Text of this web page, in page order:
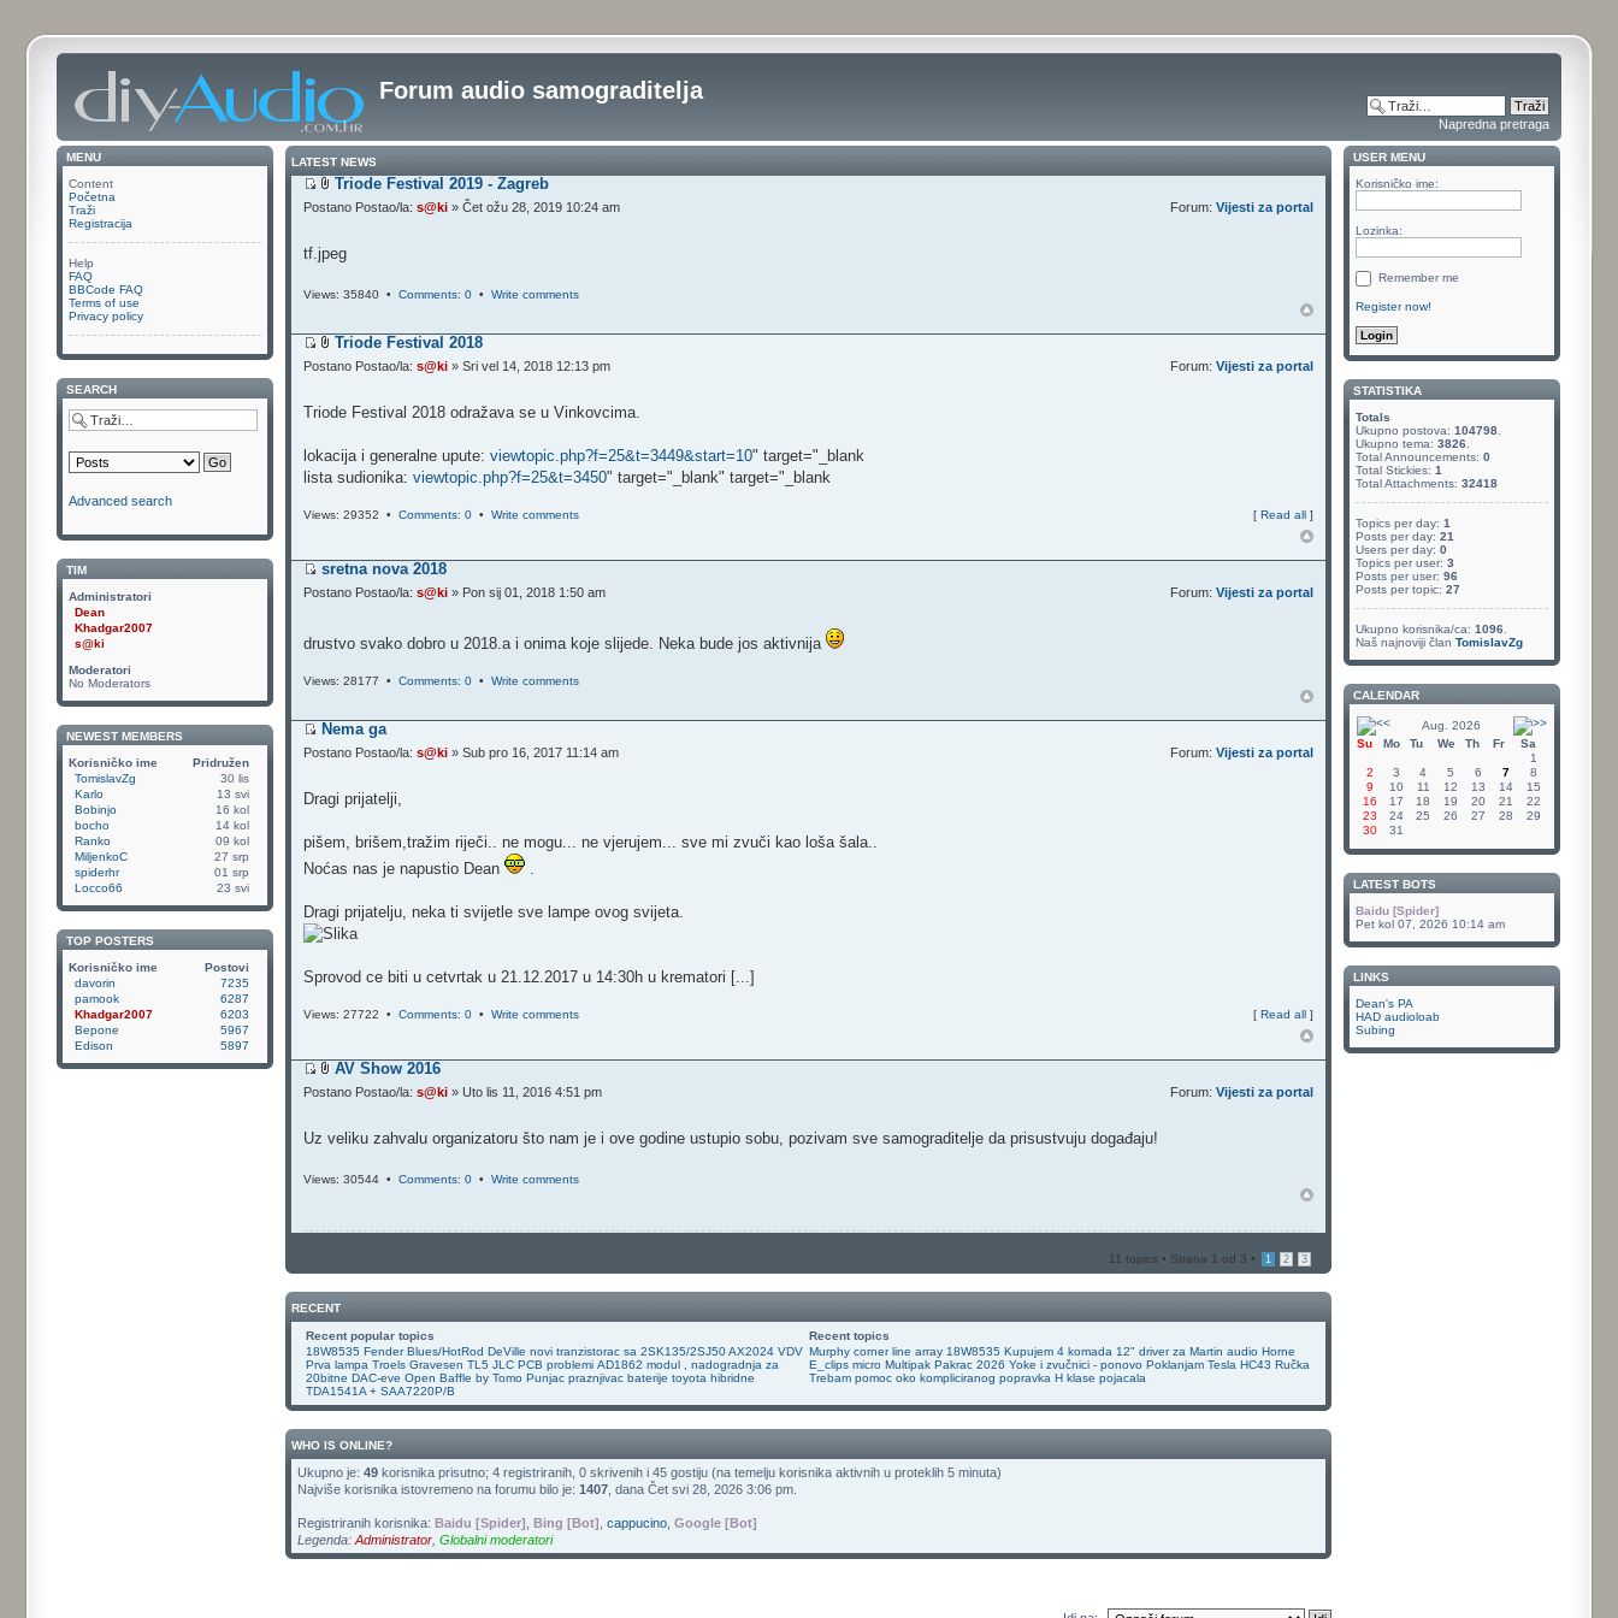
Forum audio samograditelja
Napredna pretraga
MENU
Content
Početna
Traži
Registracija
Help
FAQ
BBCode FAQ
Terms of use
Privacy policy
SEARCH
Advanced search
TIM
Administratori
Dean
Khadgar2007
s@ki
Moderatori
No Moderators
NEWEST MEMBERS
Korisničko ime
Pridružen
TomislavZg
30 lis
Karlo
13 svi
Bobinjo
16 kol
bocho
14 kol
Ranko
09 kol
MiljenkoC
27 srp
spiderhr
01 srp
Locco66
23 svi
TOP POSTERS
Korisničko ime
Postovi
davorin
7235
pamook
6287
Khadgar2007
6203
Bepone
5967
Edison
5897
LATEST NEWS
Triode Festival 2019 - Zagreb
Postano Postao/la:s@ki » Čet ožu 28, 2019 10:24 am Forum:Vijesti za portal
tf.jpeg
Views: 35840 •Comments: 0 •Write comments
Triode Festival 2018
Postano Postao/la:s@ki » Sri vel 14, 2018 12:13 pm Forum:Vijesti za portal
Triode Festival 2018 odražava se u Vinkovcima.
lokacija i generalne upute:viewtopic.php?f=25&t=3449&start=10" target="_blank
lista sudionika:viewtopic.php?f=25&t=3450" target="_blank" target="_blank
Views: 29352 •Comments: 0 •Write comments [Read all ]
sretna nova 2018
Postano Postao/la:s@ki » Pon sij 01, 2018 1:50 am Forum:Vijesti za portal
drustvo svako dobro u 2018.a i onima koje slijede. Neka bude jos aktivnija
Views: 28177 •Comments: 0 •Write comments
Nema ga
Postano Postao/la:s@ki » Sub pro 16, 2017 11:14 am Forum:Vijesti za portal
Dragi prijatelji,
pišem, brišem,tražim riječi.. ne mogu... ne vjerujem... sve mi zvuči kao loša šala..
Noćas nas je napustio Dean
.
Dragi prijatelju, neka ti svijetle sve lampe ovog svijeta.
Sprovod ce biti u cetvrtak u 21.12.2017 u 14:30h u krematori [...]
Views: 27722 •Comments: 0 •Write comments [Read all ]
AV Show 2016
Postano Postao/la:s@ki » Uto lis 11, 2016 4:51 pm Forum:Vijesti za portal
Uz veliku zahvalu organizatoru što nam je i ove godine ustupio sobu, pozivam sve samograditelje da prisustvuju događaju!
Views: 30544 •Comments: 0 •Write comments
11 topics • Strana 1 od 3 • 1 2 3
RECENT
Recent popular topics
Recent topics
18W8535 Fender Blues/HotRod DeVille novi tranzistorac sa 2SK135/2SJ50 AX2024 VDV
Prva lampa Troels Gravesen TL5 JLC PCB problemi AD1862 modul , nadogradnja za
20bitne DAC-eve Open Baffle by Tomo Punjac praznjivac baterije toyota hibridne
TDA1541A + SAA7220P/B
Murphy corner line array 18W8535 Kupujem 4 komada 12" driver za Martin audio Horne
E_clips micro Multipak Pakrac 2026 Yoke i zvučnici - ponovo Poklanjam Tesla HC43 Ručka
Trebam pomoc oko kompliciranog popravka H klase pojacala
WHO IS ONLINE?
Ukupno je:49 korisnika prisutno; 4 registriranih, 0 skrivenih i 45 gostiju (na temelju korisnika aktivnih u proteklih 5 minuta)
Najviše korisnika istovremeno na forumu bilo je:1407 , dana Čet svi 28, 2026 3:06 pm.
Registriranih korisnika:Baidu [Spider] ,Bing [Bot] ,cappucino ,Google [Bot]
Legenda:Administrator ,Globalni moderatori
USER MENU
Korisničko ime:
Lozinka:
Remember me
Register now!
STATISTIKA
Totals
Ukupno postova:104798
Ukupno tema:3826
Total Announcements:0
Total Stickies:1
Total Attachments:32418
Topics per day:1
Posts per day:21
Users per day:0
Topics per user:3
Posts per user:96
Posts per topic:27
Ukupno korisnika/ca:1096
Naš najnoviji članTomislavZg
CALENDAR
Aug. 2026
Su
Mo Tu We Th Fr
Sa
1
2
3 4 5 6 7
8
9
10 11 12 13 14
15
16
17 18 19 20 21
22
23
24 25 26 27 28
29
30
31
LATEST BOTS
Baidu [Spider]
Pet kol 07, 2026 10:14 am
LINKS
Dean's PA
HAD audioloab
Subing